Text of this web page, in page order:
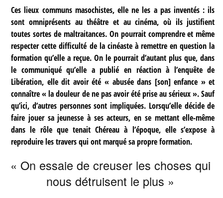
Ces lieux communs masochistes, elle ne les a pas inventés : ils
sont omniprésents au théâtre et au cinéma, où ils justifient
toutes sortes de maltraitances. On pourrait comprendre et même
respecter cette difficulté de la cinéaste à remettre en question la
formation qu’elle a reçue. On le pourrait d’autant plus que, dans
le communiqué qu’elle a publié en réaction à l’enquête de
Libération, elle dit avoir été « abusée dans [son] enfance » et
connaître « la douleur de ne pas avoir été prise au sérieux ». Sauf
qu’ici, d’autres personnes sont impliquées. Lorsqu’elle décide de
faire jouer sa jeunesse à ses acteurs, en se mettant elle-même
dans le rôle que tenait Chéreau à l’époque, elle s’expose à
reproduire les travers qui ont marqué sa propre formation.
« On essaie de creuser les choses qui
nous détruisent le plus »